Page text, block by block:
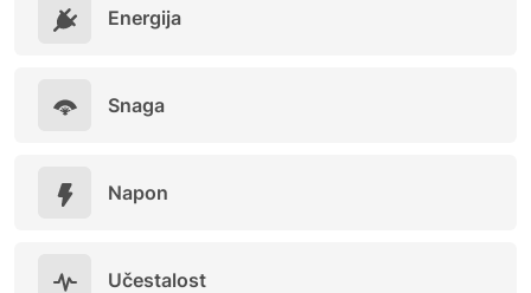
Energija
Snaga
Napon
Učestalost